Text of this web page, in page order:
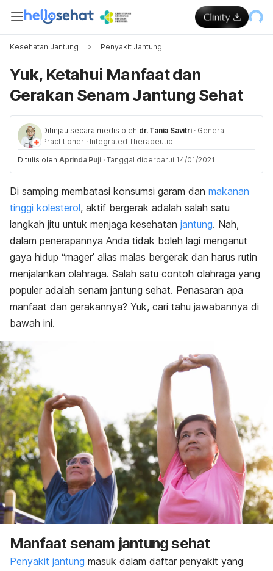
Kesehatan Jantung Penyakit Jantung
Yuk, Ketahui Manfaat dan
Gerakan Senam Jantung Sehat
Ditinjau secara medis oleh dr. Tania Savitri · General
Practitioner · Integrated Therapeutic
Ditulis oleh Aprinda Puji · Tanggal diperbarui 14/01/2021
Di samping membatasi konsumsi garam dan makanan
tinggi kolesterol, aktif bergerak adalah salah satu
langkah jitu untuk menjaga kesehatan jantung. Nah,
dalam penerapannya Anda tidak boleh lagi menganut
gaya hidup “mager’ alias malas bergerak dan harus rutin
menjalankan olahraga. Salah satu contoh olahraga yang
populer adalah senam jantung sehat. Penasaran apa
manfaat dan gerakannya? Yuk, cari tahu jawabannya di
bawah ini.
Manfaat senam jantung sehat
Penyakit jantung masuk dalam daftar penyakit yang